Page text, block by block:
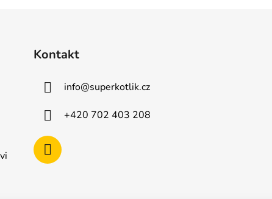
Kontakt
info@superkotlik.cz
+420 702 403 208